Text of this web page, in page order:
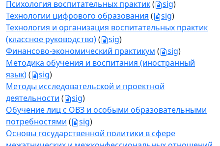
Психология воспитательных практик( sig)
Технологии цифрового образования ( sig)
Технология и организация воспитательных практик
(классное руководство)( sig)
Финансово-экономический практикум ( sig)
Методика обучения и воспитания (иностранный
язык)( sig)
Методы исследовательской и проектной
деятельности ( sig)
Обучение лиц с ОВЗ и особыми образовательными
потребностями ( sig)
Основы государственной политики в сфере